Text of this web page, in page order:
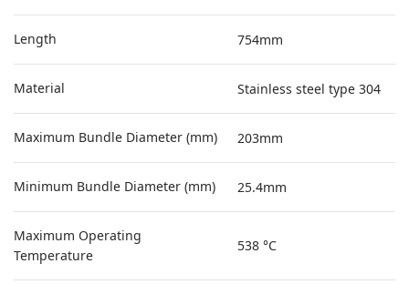
Length 754mm
Material Stainless steel type 304
Maximum Bundle Diameter (mm) 203mm
Minimum Bundle Diameter (mm) 25.4mm
Maximum Operating
Temperature
538 °C